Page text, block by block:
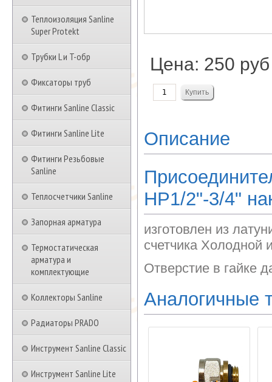
Теплоизоляция Sanline
Super Protekt
Трубки L и T-обр
Фиксаторы труб
Фитинги Sanline Classic
Фитинги Sanline Lite
Фитинги Резьбовые
Sanline
Теплосчетчики Sanline
Запорная арматура
Термостатическая
арматура и
комплектующие
Коллекторы Sanline
Радиаторы PRADO
Инструмент Sanline Classic
Инструмент Sanline Lite
Цена: 250 руб
Описание
НР1/2"-3/4"
изготовлен из
счетчика Холодной
Отверстие в гайке
Аналогичные